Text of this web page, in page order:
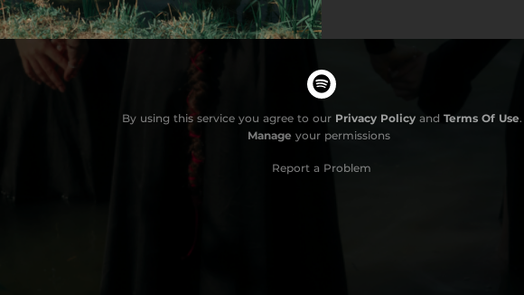
By using this service you agree to our Privacy Policyand Terms Of Use.
Manage your permissions
Report a Problem